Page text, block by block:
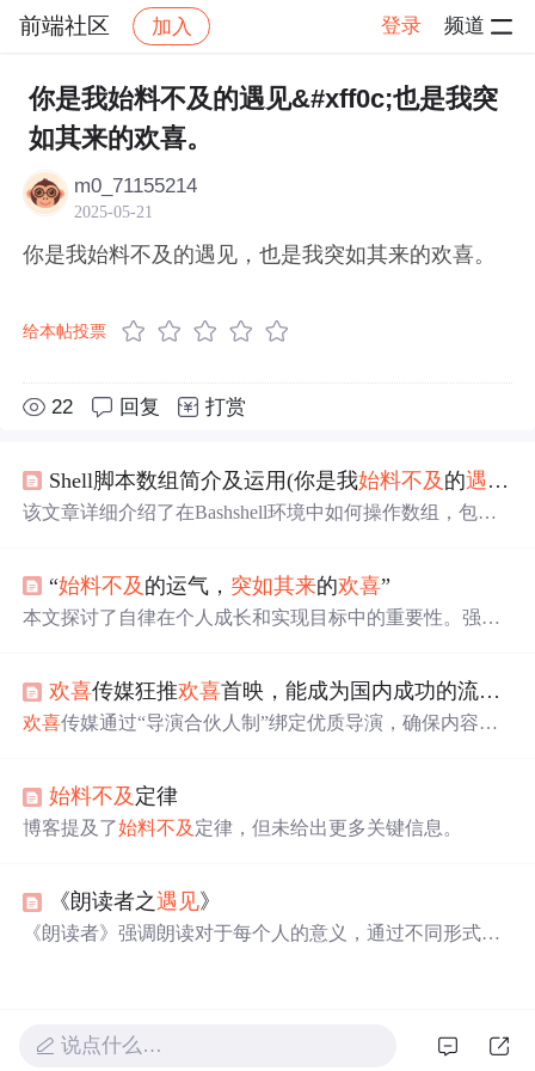
前端社区 加入 登录 频道
社区 前端社区 感慨 帖子详情
你是我始料不及的遇见&#xff0c;也是我突
如其来的欢喜。
m0_71155214
2025-05-21
你是我始料不及的遇见，也是我突如其来的欢喜。
给本帖投票
22 回复 打赏
Shell脚本数组简介及运用(你是我始料不及 的遇见
该文章详细介绍了在Bashshell环境中如何操作数组，包括
用数组传参的方法。示例代码展示了各种操作的实现方
式。
“始料不及 的运气， 突如其来的欢喜”
本文探讨了自律在个人成长和实现目标中的重要性。强调
放纵的生活方式，阐述了自律如何塑造更高的人生高度。
欢喜传媒狂推欢喜首映，能成为国内成功的流媒体平台吗？
欢喜传媒通过“导演合伙人制”绑定优质导演，确保内容质
喜 传媒仍积极布局流媒体，以应对行业趋势变化。
始料不及 定律
博客提及了始料不及 定律，但未给出更多关键信息。
《朗读者之遇见》
《朗读者》强调朗读对于每个人的意义，通过不同形式的
说点什么…